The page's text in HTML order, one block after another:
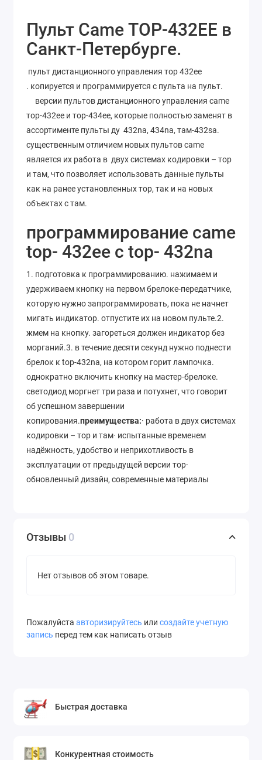
Пульт Came ТОР-432ЕЕ в
Санкт-Петербурге.
пульт дистанционного управления тор 432ее
. копируется и программируется с пульта на пульт.
версии пультов дистанционного управления came
тор-432ее и тор-434ее, которые полностью заменят в
ассортименте пульты ду 432na, 434na, там-432sa.
существенным отличием новых пультов came
является их работа в двух системах кодировки – тор
и там, что позволяет использовать данные пульты
как на ранее установленных тор, так и на новых
объектах с там.
программирование came
top- 432ee с top- 432na
1. подготовка к программированию. нажимаем и
удерживаем кнопку на первом брелоке-передатчике,
которую нужно запрограммировать, пока не начнет
мигать индикатор. отпустите их на новом пульте.2.
жмем на кнопку. загореться должен индикатор без
морганий.3. в течение десяти секунд нужно поднести
брелок к top-432na, на котором горит лампочка.
однократно включить кнопку на мастер-брелоке.
светодиод моргнет три раза и потухнет, что говорит
об успешном завершении
копирования.преимущества:· работа в двух системах
кодировки – тор и там· испытанные временем
надёжность, удобство и неприхотливость в
эксплуатации от предыдущей версии тор·
обновленный дизайн, современные материалы
Отзывы 0
Нет отзывов об этом товаре.
Пожалуйста авторизируйтесь или создайте учетную
запись перед тем как написать отзыв
Быстрая доставка
Конкурентная стоимость